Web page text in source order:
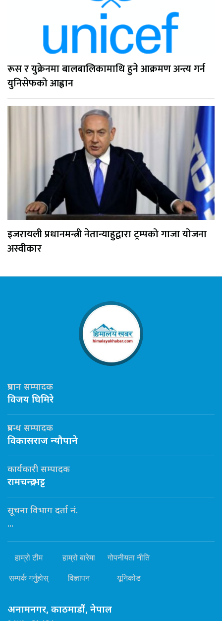
रूस र युक्रेनमा बालबालिकामाथि हुने आक्रमण अन्त्य गर्न
युनिसेफको आह्वान
इजरायली प्रधानमन्त्री नेतान्याहुद्वारा ट्रम्पको गाजा योजना
अस्वीकार
प्रधान सम्पादक
विजय घिमिरे
प्रबन्ध सम्पादक
विकासराज न्यौपाने
कार्यकारी सम्पादक
रामचन्द्र भट्ट
सूचना विभाग दर्ता नं.
...
हाम्रो टीम हाम्रो बारेमा गोपनीयता नीति
सम्पर्क गर्नुहोस् विज्ञापन यूनिकोड
अनामनगर, काठमाडौं, नेपाल